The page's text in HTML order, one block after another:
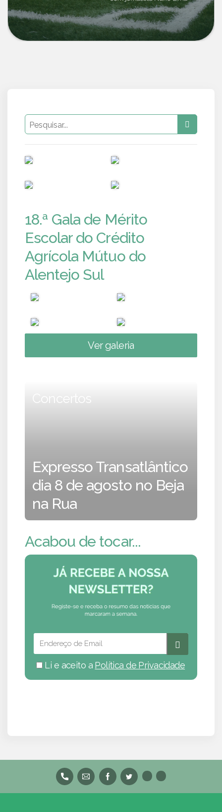
18.ª Gala de Mérito
Escolar do Crédito
Agrícola Mútuo do
Alentejo Sul
Ver galeria
Concertos
Expresso Transatlântico
dia 8 de agosto no Beja
na Rua
Acabou de tocar...
Li e aceito a Política de Privacidade